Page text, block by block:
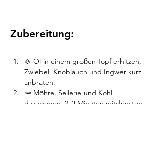
Zubereitung:
🧄 Öl in einem großen Topf erhitzen,
Zwiebel, Knoblauch und Ingwer kurz
anbraten.
🥕 Möhre, Sellerie und Kohl
dazugeben, 2–3 Minuten mitdünsten.